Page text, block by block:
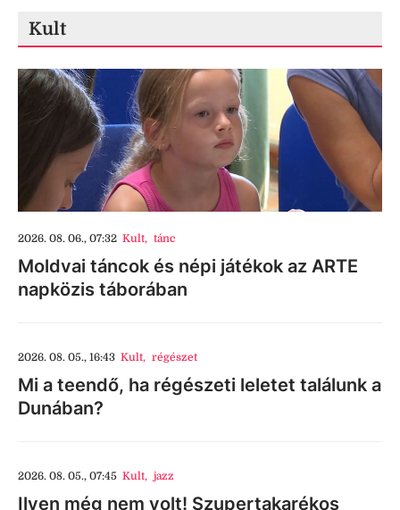
Kult
2026. 08. 06., 07:32 Kult, tánc
Moldvai táncok és népi játékok az ARTE
napközis táborában
2026. 08. 05., 16:43 Kult, régészet
Mi a teendő, ha régészeti leletet találunk a
Dunában?
2026. 08. 05., 07:45 Kult, jazz
Ilyen még nem volt! Szupertakarékos